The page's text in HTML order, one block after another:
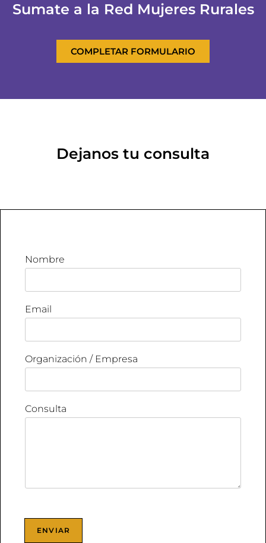
Sumate a la Red Mujeres Rurales
COMPLETAR FORMULARIO
Dejanos tu consulta
Nombre
Email
Organización / Empresa
Consulta
ENVIAR